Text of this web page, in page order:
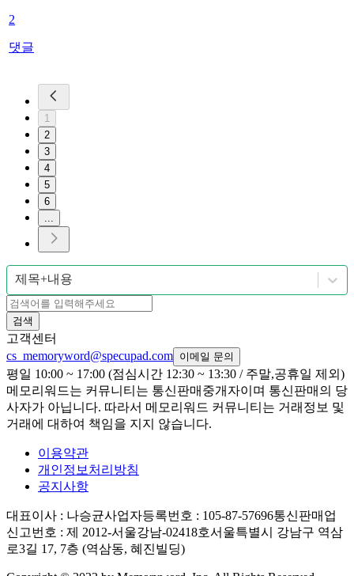
2
댓글
1
2
3
4
5
6
제목+내용
검색
고객센터
cs_memoryword@specupad.com 이메일 문의
평일 10:00 ~ 17:00 (점심시간 12:30 ~ 13:30 / 주말,공휴일 제외)
메모리워드는 커뮤니티는 통신판매중개자이며 통신판매의 당
사자가 아닙니다. 따라서 메모리워드 커뮤니티는 거래정보 및
거래에 대하여 책임을 지지 않습니다.
이용약관
개인정보처리방침
공지사항
대표이사 : 나승균사업자등록번호 : 105-87-57696통신판매업
신고번호 : 제 2012-서울강남-02418호서울특별시 강남구 역삼
로3길 17, 7층 (역삼동, 혜진빌딩)